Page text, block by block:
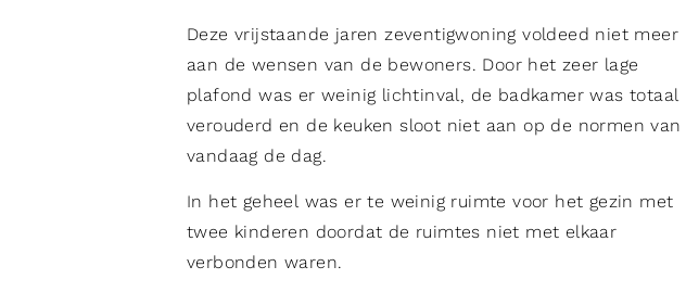
Deze vrijstaande jaren zeventigwoning voldeed niet meer
aan de wensen van de bewoners. Door het zeer lage
plafond was er weinig lichtinval, de badkamer was totaal
verouderd en de keuken sloot niet aan op de normen van
vandaag de dag.
In het geheel was er te weinig ruimte voor het gezin met
twee kinderen doordat de ruimtes niet met elkaar
verbonden waren.